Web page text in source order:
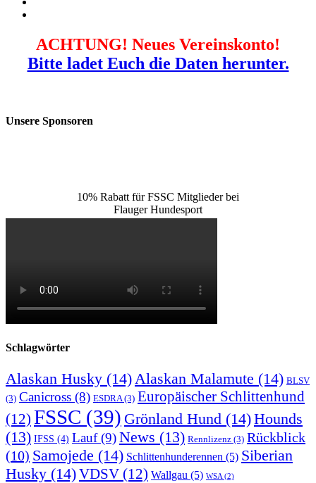
ACHTUNG! Neues Vereinskonto!
Bitte ladet Euch die Daten herunter.
Unsere Sponsoren
10% Rabatt für FSSC Mitglieder bei
Flauger Hundesport
Schlagwörter
Alaskan Husky (14) Alaskan Malamute (14) BLSV
(3) Canicross (8) ESDRA (3) Europäischer Schlittenhund
(12) FSSC (39) Grönland Hund (14)Hounds
(13) IFSS (4) Lauf(9)News (13) Rennlizenz (3) Rückblick
(10) Samojede (14) Schlittenhunderennen (5) Siberian
Husky (14)VDSV (12) Wallgau (5) WSA (2)